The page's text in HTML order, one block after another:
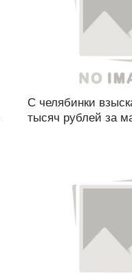
С челябинки
тысяч рублей за